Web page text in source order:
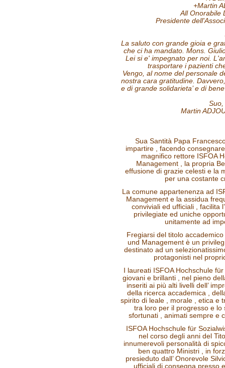
+Martin
All Onorabile
Presidente
La saluto con grande gioia e
che ci ha mandato. Mons.
Lei si e' impegnato per noi.
trasportare i pazienti
Vengo, al nome del personale
nostra cara gratitudine.
e di grande solidarieta’ e di
Suo,
Martin
Sua Santità Papa
impartire , facendo
magnifico rettore ISFOA
Management , la propria
effusione di grazie celesti e la
per una costante
La comune appartenenza ad
Management e la assidua
conviviali ed ufficiali , facilita
privilegiate ed uniche
unitamente ad
Fregiarsi del titolo
und Management è un
destinato ad un
protagonisti nel
I laureati ISFOA Hochschule
giovani e brillanti , nel pieno
inseriti ai più alti livelli dell’
della ricerca accademica ,
spirito di leale , morale , etica e
tra loro per il progresso e lo
sfortunati , animati sempre e
ISFOA Hochschule für
nel corso degli anni del
innumerevoli personalità di
ben quattro Ministri , in
presieduto dall’ Onorevole
ufficiali di consegna presso